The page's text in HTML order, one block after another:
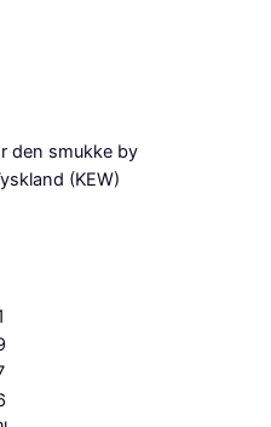
den smukke by
(KEW)